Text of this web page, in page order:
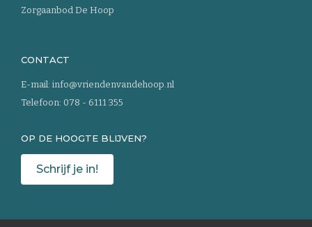
Zorgaanbod De Hoop
CONTACT
E-mail: info@vriendenvandehoop.nl
Telefoon: 078 - 6111 355
OP DE HOOGTE BLIJVEN?
Schrijf je in!